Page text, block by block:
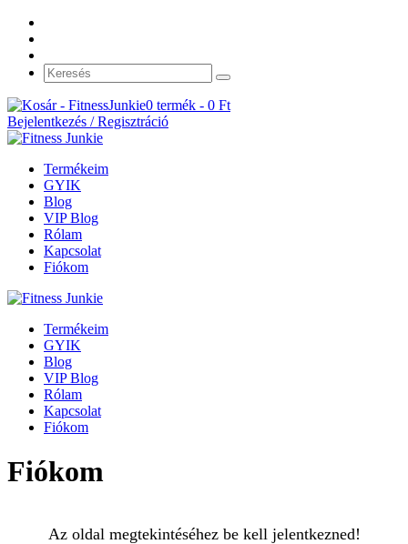
0 termék - 0 Ft
Bejelentkezés / Regisztráció
Termékeim
GYIK
Blog
VIP Blog
Rólam
Kapcsolat
Fiókom
Termékeim
GYIK
Blog
VIP Blog
Rólam
Kapcsolat
Fiókom
Fiókom
Az oldal megtekintéséhez be kell jelentkezned!